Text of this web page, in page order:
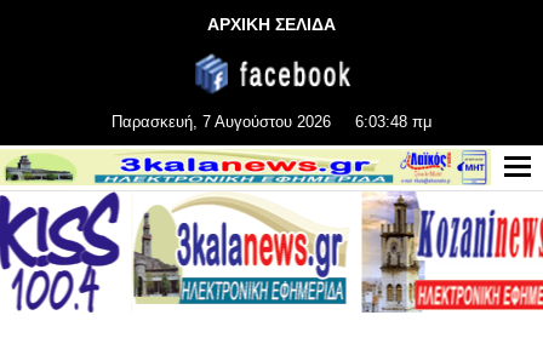
ΑΡΧΙΚΗ ΣΕΛΙΔΑ
Παρασκευή, 7 Αυγούστου 2026 6:03:49 πμ